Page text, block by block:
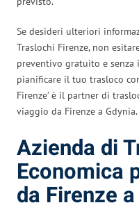
Se desideri ulteriori
Traslochi Firenze, non
preventivo gratuito e senza
pianificare il tuo trasloco
Firenze’ è il partner di
viaggio da Firenze a Gdynia.
Azienda di
Economica
da Firenze